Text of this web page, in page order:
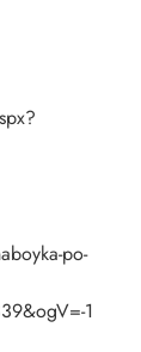
po-
1